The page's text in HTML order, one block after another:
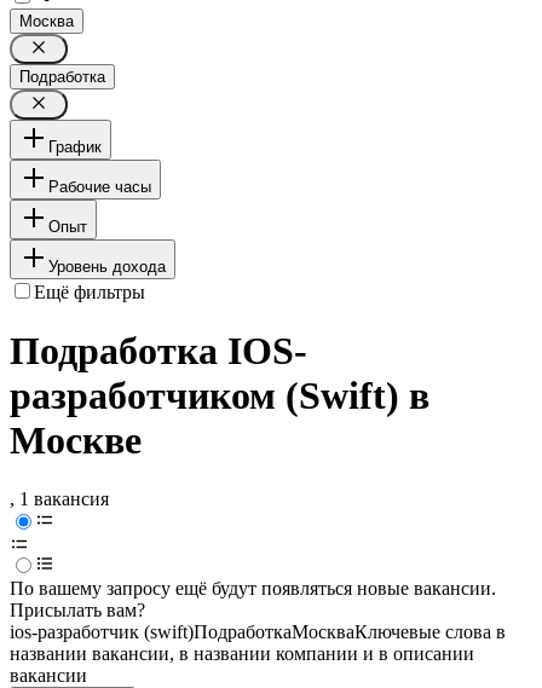
Москва
Подработка
График
Рабочие часы
Опыт
Уровень дохода
Ещё фильтры
Подработка IOS-
разработчиком (Swift) в
Москве
, 1 вакансия
По вашему запросу ещё будут появляться новые вакансии.
Присылать вам?
ios-разработчик (swift)ПодработкаМоскваКлючевые слова в
названии вакансии, в названии компании и в описании
вакансии